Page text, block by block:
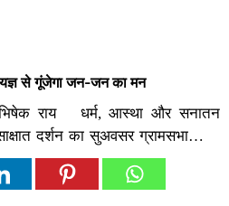
से गूंजेगा जन-जन का मन
अभिषेक राय धर्म, आस्था और सनातन
दर्शन का सुअवसर ग्रामसभा…